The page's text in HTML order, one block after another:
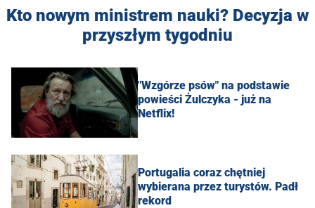
Kto nowym ministrem nauki? Decyzja w
przyszłym tygodniu
"Wzgórze psów" na podstawie
powieści Żulczyka - już na
Netflix!
Portugalia coraz chętniej
wybierana przez turystów. Padł
rekord